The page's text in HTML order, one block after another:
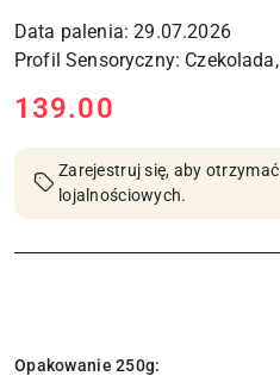
Data palenia: 29.07.2026
cena:
139.00
Zarejestruj się, aby
lojalnościowych.
Wariant
Opakowanie 250g: